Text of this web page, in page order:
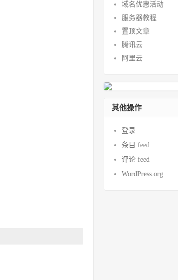
域名优惠活动
服务器教程
置顶文章
腾讯云
阿里云
其他操作
登录
条目 feed
评论 feed
WordPress.org